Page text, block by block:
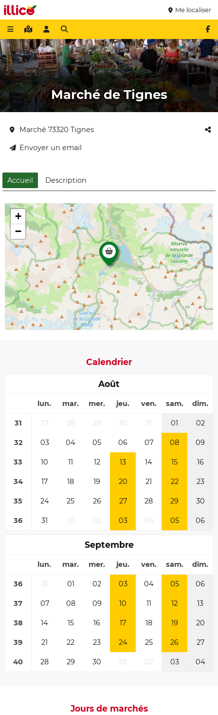
Me localiser
Marché de Tignes
Marché 73320 Tignes
Envoyer un email
Accueil Description
+
−
Calendrier
Août
lun. mar. mer. jeu. ven. sam. dim.
31 27 28 29 30 31 01 02
32 03 04 05 06 07 08 09
33 10 11 12 13 14 15 16
34 17 18 19 20 21 22 23
35 24 25 26 27 28 29 30
36 31 01 02 03 04 05 06
Septembre
lun. mar. mer. jeu. ven. sam. dim.
36 31 01 02 03 04 05 06
37 07 08 09 10 11 12 13
38 14 15 16 17 18 19 20
39 21 22 23 24 25 26 27
40 28 29 30 01 02 03 04
Jours de marchés